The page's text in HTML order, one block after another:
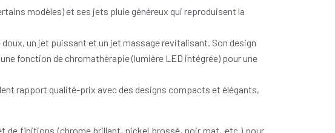
modèles) et ses jets pluie généreux qui reproduisent la
un jet puissant et un jet massage revitalisant. Son design
fonction de chromathérapie (lumière LED intégrée) pour une
rapport qualité-prix avec des designs compacts et élégants,
de finitions (chrome brillant, nickel brossé, noir mat, etc.) pour